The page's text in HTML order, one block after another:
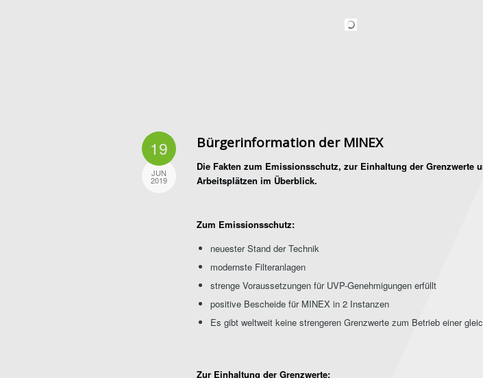
19
JUN
2019
Bürgerinformation der MINEX
Die Fakten zum Emissionsschutz, zur Einhaltung der Grenzwerte
Arbeitsplätzen im Überblick.
Zum Emissionsschutz:
neuester Stand der Technik
modernste Filteranlagen
strenge Voraussetzungen für UVP-Genehmigungen erfüllt
positive Bescheide für MINEX in 2 Instanzen
Es gibt weltweit keine strengeren Grenzwerte zum Betrieb einer
Zur Einhaltung der Grenzwerte: